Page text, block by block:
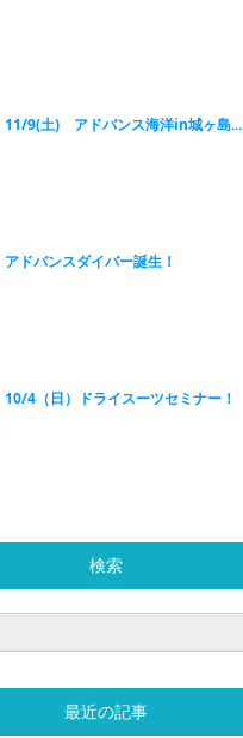
11/9(土) アドバンス海洋in城ヶ島...
アドバンスダイバー誕生！
10/4（日）ドライスーツセミナー！
検索
最近の記事